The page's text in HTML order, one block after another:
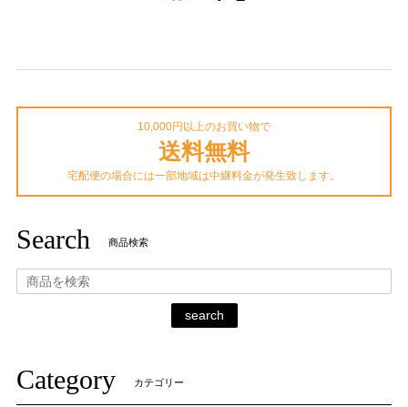
10,000円以上のお買い物で
送料無料
宅配便の場合には一部地域は中継料金が発生致します。
Search 商品検索
search
Category カテゴリー